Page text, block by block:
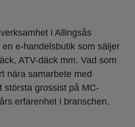
i Allingsås
e-handelsbutik som säljer
ATV-däck mm. Vad som
nära samarbete med
största grossist på MC-
erfarenhet i branschen.